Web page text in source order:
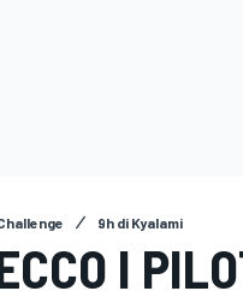
9h di Kyalami
I